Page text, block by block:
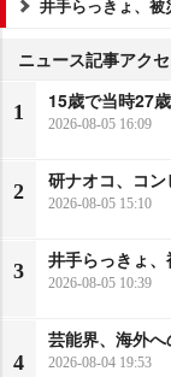
井手らっきょ、被
ニュース記事アク
1
15歳で当時27
2026-08-05 16:09
2
研ナオコ、コ
2026-08-05 15:10
3
井手らっきょ
2026-08-05 10:39
4
芸能界、海外
2026-08-04 19:53